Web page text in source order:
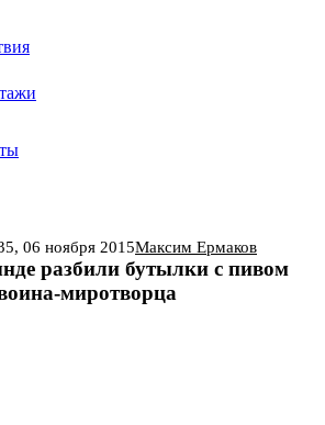
РекламаВсе новости
06 ноября 2015Максим Ермаков
разбили бутылки с пивом
миротворца